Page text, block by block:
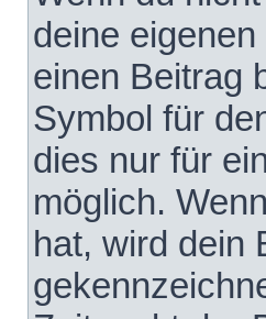
deine
einen Beitrag
Symbol für
dies nur für
möglich.
hat, wird dein